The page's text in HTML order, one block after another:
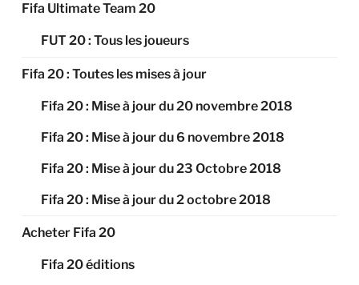
Fifa Ultimate Team 20
FUT 20 : Tous les joueurs
Fifa 20 : Toutes les mises à jour
Fifa 20 : Mise à jour du 20 novembre 2018
Fifa 20 : Mise à jour du 6 novembre 2018
Fifa 20 : Mise à jour du 23 Octobre 2018
Fifa 20 : Mise à jour du 2 octobre 2018
Acheter Fifa 20
Fifa 20 éditions